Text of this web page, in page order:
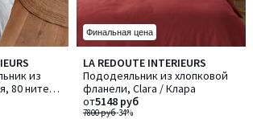
из
80 нитей/
Финальная цена
LA REDOUTE INTERIEURS
Пододеяльник из хлопковой
фланели, Clara / Клара
7800 руб-34%
от5148 руб
4,3
/ 5
Количество
цветов:
3